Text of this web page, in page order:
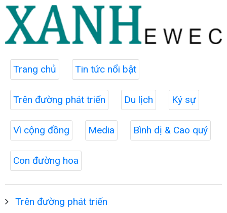
Trang chủ Tin tức nổi bật
Trên đường phát triển Du lịch Ký sự
Vì cộng đồng Media Bình dị & Cao quý
Con đường hoa
Trên đường phát triển